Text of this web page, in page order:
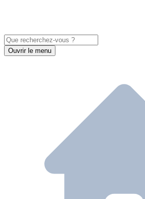
Ouvrir le menu